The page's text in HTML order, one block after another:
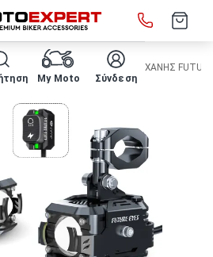
My Moto Σύνδεση
ΠΡΟΒΟΛΑΚΙΑ ΜΗΧΑΝΗΣ FUTURE